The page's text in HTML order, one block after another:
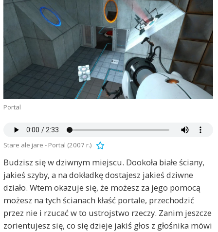
Portal
Stare ale jare - Portal (2007 r.)
Budzisz się w dziwnym miejscu. Dookoła białe ściany,
jakieś szyby, a na dokładkę dostajesz jakieś dziwne
działo. Wtem okazuje się, że możesz za jego pomocą
możesz na tych ścianach kłaść portale, przechodzić
przez nie i rzucać w to ustrojstwo rzeczy. Zanim jeszcze
zorientujesz się, co się dzieje jakiś głos z głośnika mówi